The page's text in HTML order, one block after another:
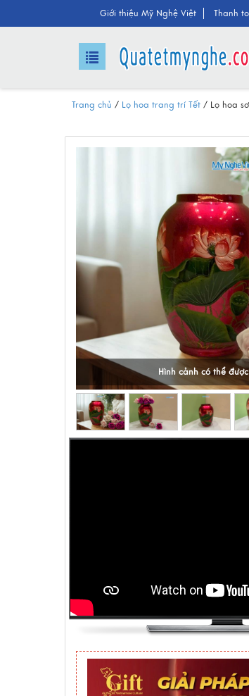
Giới thiệu Mỹ Nghệ Việt Thanh
Trang chủ / Lọ hoa trang trí Tết / Lọ hoa
Hình cảnh có thể